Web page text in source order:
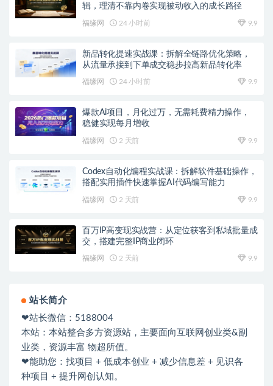
辑，理清不靠内卷实现被动收入的成长路径
福缘网 24 小时前 9.9
新品转化提速实战课：拆解全链路优化策略，
从流量承接到下单成交稳步拉高新品转化率
福缘网 24 小时前 9.9
爆款Ai项目，月化过万，无需耗费精力操作，
稳健实现每月增收
福缘网 2 天前 9.9
Codex自动化编程实战课：拆解软件基础操作，
搭配实用插件快速掌握AI代码编写能力
福缘网 2 天前 9.9
百万IP高变现实战营：从定位获客到私域批量成
交，搭建完整IP商业闭环
福缘网 2 天前 9.9
站长简介
❤站长微信：5188004
本站：本站整合多方资源站，主要面向互联网创业类&副
业类，资源丰富 物超所值。
❤能助您：找项目 + 低成本创业 + 减少信息差 + 见识各
种项目 + 提升网创认知。